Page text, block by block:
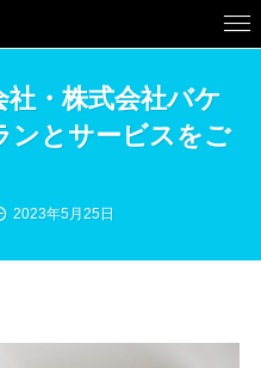
社・株式会社バケ
ンとサービスをご
2023年5月25日